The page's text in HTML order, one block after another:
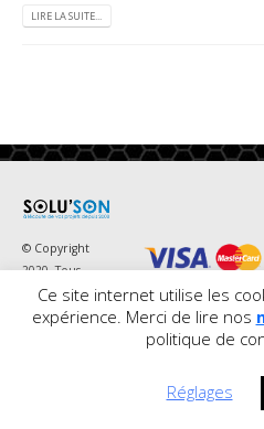
LIRE LA SUITE...
© Copyright
2020. Tous
droits réservés. Soluson. |Mentions
Ce site internet utilise les
expérience. Merci de lire nos
politique de
Réglages